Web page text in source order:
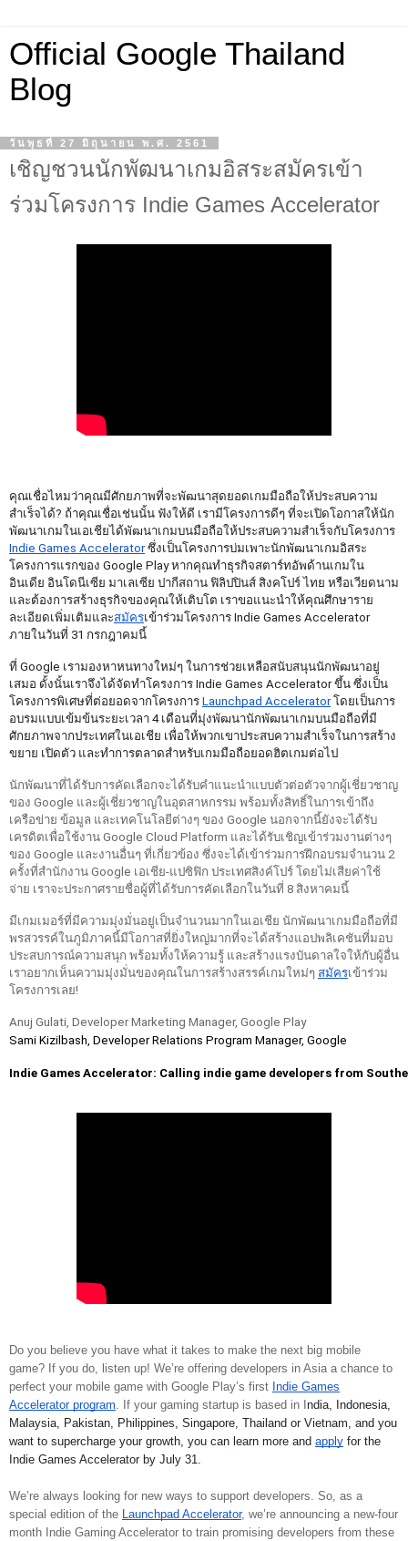
Official Google Thailand
Blog
วันพุธที่ 27 มิถุนายน พ.ศ. 2561
เชิญชวนนักพัฒนาเกมอิสระสมัครเข้า
ร่วมโครงการ Indie Games Accelerator
คุณเชื่อไหมว่าคุณมีศักยภาพที่จะพัฒนาสุดยอดเกมมือถือให้ประสบความ
สำเร็จได้? ถ้าคุณเชื่อเช่นนั้น ฟังให้ดี เรามีโครงการดีๆ ที่จะเปิดโอกาสให้นัก
Indie Games Accelerator ซึ่งเป็นโครงการบ่มเพาะนักพัฒนาเกมอิสระ
โครงการแรกของ Google Play หากคุณทำธุรกิจสตาร์ทอัพด้านเกมใน
อินเดีย อินโดนีเซีย มาเลเซีย ปากีสถาน ฟิลิปปินส์ สิงคโปร์ ไทย หรือเวียดนาม
และต้องการสร้างธุรกิจของคุณให้เติบโต เราขอแนะนำให้คุณศึกษาราย
ละเอียดเพิ่มเติมและสมัครเข้าร่วมโครงการ Indie Games Accelerator
ภายในวันที่ 31 กรกฎาคมนี้
ที่ Google เรามองหาหนทางใหม่ๆ ในการช่วยเหลือสนับสนุนนักพัฒนาอยู่
เสมอ ดั้งนั้นเราจึงได้จัดทำโครงการ Indie Games Accelerator ขึ้น ซึ่งเป็น
โครงการพิเศษที่ต่อยอดจากโครงการ Launchpad Accelerator โดยเป็นการ
อบรมแบบเข้มข้นระยะเวลา 4 เดือนที่มุ่งพัฒนานักพัฒนาเกมบนมือถือที่มี
ศักยภาพจากประเทศในเอเชีย เพื่อให้พวกเขาประสบความสำเร็จในการสร้าง
ขยาย เปิดตัว และทำการตลาดสำหรับเกมมือถือยอดฮิตเกมต่อไป
นักพัฒนาที่ได้รับการคัดเลือกจะได้รับคำแนะนำแบบตัวต่อตัวจากผู้เชี่ยวชาญ
ของ Google และผู้เชี่ยวชาญในอุตสาหกรรม พร้อมทั้งสิทธิ์ในการเข้าถึง
เครือข่าย ข้อมูล และเทคโนโลยีต่างๆ ของ Google นอกจากนี้ยังจะได้รับ
เครดิตเพื่อใช้งาน Google Cloud Platform และได้รับเชิญเข้าร่วมงานต่างๆ
ของ Google และงานอื่นๆ ที่เกี่ยวข้อง ซึ่งจะได้เข้าร่วมการฝึกอบรมจำนวน 2
ครั้งที่สำนักงาน Google เอเชีย-แปซิฟิก ประเทศสิงค์โปร์ โดยไม่เสียค่าใช้
จ่าย เราจะประกาศรายชื่อผู้ที่ได้รับการคัดเลือกในวันที่ 8 สิงหาคมนี้
มีเกมเมอร์ที่มีความมุ่งมั่นอยู่เป็นจำนวนมากในเอเชีย นักพัฒนาเกมมือถือที่มี
พรสวรรค์ในภูมิภาคนี้มีโอกาสที่ยิ่งใหญ่มากที่จะได้สร้างแอปพลิเคชันที่มอบ
ประสบการณ์ความสนุก พร้อมทั้งให้ความรู้ และสร้างแรงบันดาลใจให้กับผู้อื่น
เราอยากเห็นความมุ่งมั่นของคุณในการสร้างสรรค์เกมใหม่ๆ สมัครเข้าร่วม
โครงการเลย!
Anuj Gulati, Developer Marketing Manager, Google Play
Sami Kizilbash, Developer Relations Program Manager, Google
Indie Games Accelerator: Calling indie game developers from
Do you believe you have what it takes to make the next big mobile
game? If you do, listen up! We’re offering developers in Asia a chance to
perfect your mobile game with Google Play’s first Indie Games
Accelerator program . If your gaming startup is based in I ndia, Indonesia,
Malaysia, Pakistan, Philippines, Singapore, Thailand or Vietnam, and you
want to supercharge your growth, you can learn more and apply for the
Indie Games Accelerator by July 31.
We’re always looking for new ways to support developers. So, as a
special edition of the
Launchpad Accelerator, we’re announcing a new-four
month Indie Gaming Accelerator to train promising developers from these